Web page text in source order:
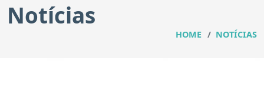
Notícias
HOME NOTÍCIAS